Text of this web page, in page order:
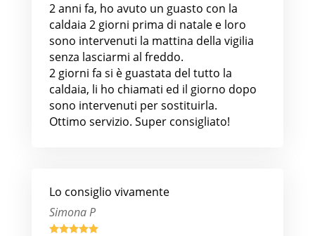
2 anni fa, ho avuto un guasto con la
caldaia 2 giorni prima di natale e loro
sono intervenuti la mattina della vigilia
senza lasciarmi al freddo.
2 giorni fa si è guastata del tutto la
caldaia, li ho chiamati ed il giorno dopo
sono intervenuti per sostituirla.
Ottimo servizio. Super consigliato!
Lo consiglio vivamente
Simona P
